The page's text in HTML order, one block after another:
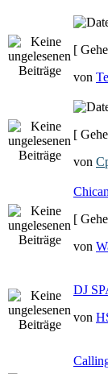
[
von
[
von
[
von
DJ
von